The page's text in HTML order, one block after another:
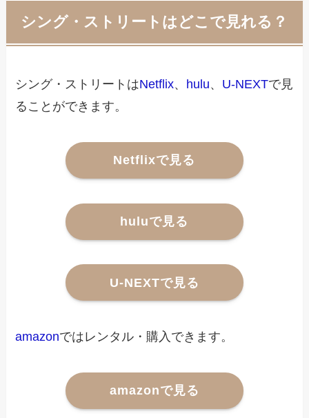
シング・ストリートはどこで見れる？
シング・ストリートはNetflix、 hulu、 U-NEXTで見
ることができます。
Netflixで見る
huluで見る
U-NEXTで見る
amazonではレンタル・購入できます。
amazonで見る